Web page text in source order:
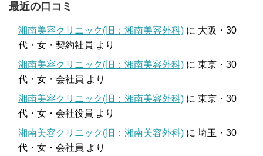
最近の口コミ
湘南美容クリニック(旧：湘南美容外科) に 大阪・30
代・女・契約社員 より
湘南美容クリニック(旧：湘南美容外科) に 東京・30
代・女・会社員 より
湘南美容クリニック(旧：湘南美容外科) に 東京・30
代・女・会社役員 より
湘南美容クリニック(旧：湘南美容外科) に 埼玉・30
代・女・会社員 より